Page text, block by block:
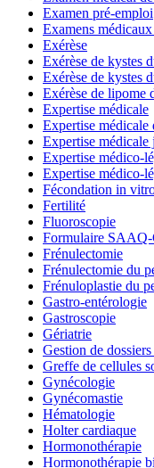
Examen pré-emploi
Examens
Exérèse
Exérèse de kystes
Exérèse de kystes
Exérèse de lipome
Expertise médicale
Expertise médicale
Expertise médicale
Expertise médico-
Expertise médico-
Fécondation in
Fertilité
Fluoroscopie
Formulaire
Frénulectomie
Frénulectomie du
Frénuloplastie du
Gastro-entérologie
Gastroscopie
Gériatrie
Gestion de
Greffe de cellules
Gynécologie
Gynécomastie
Hématologie
Holter cardiaque
Hormonothérapie
Hormonothérapie